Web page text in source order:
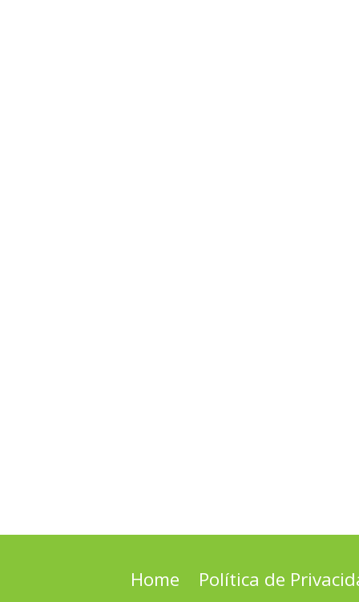
Home Política de